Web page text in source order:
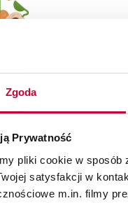
Zgoda
Prywatność
pliki cookie w sposób
satysfakcji w
m.in. filmy